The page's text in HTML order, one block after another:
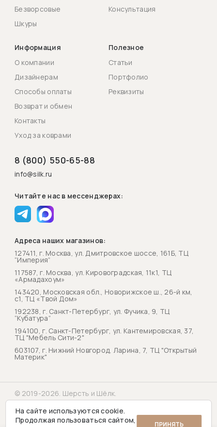
Безворсовые
Шкуры
Консультация
Информация
О компании
Дизайнерам
Способы оплаты
Возврат и обмен
Контакты
Уход за коврами
Полезное
Статьи
Портфолио
Реквизиты
8 (800) 550-65-88
info@silk.ru
Читайте нас в мессенджерах:
Адреса наших магазинов:
127411, г. Москва, ул. Дмитровское шоссе, 161Б, ТЦ
“Империя”
117587, г. Москва, ул. Кировоградская, 11к1, ТЦ
«Армадахоум»
143420, Московская обл., Новорижское ш., 26-й км,
с1, ТЦ «Твой Дом»
192238, г. Санкт-Петербург, ул. Фучика, 9, ТЦ
“Кубатура”
194100, г. Санкт-Петербург, ул. Кантемировская, 37,
ТЦ "Мебель Сити-2"
603107, г. Нижний Новгород, Ларина, 7, ТЦ "Открытый
Материк"
© 2019-2026. Шерсть и Шёлк.
Политика конфиденциальности
На сайте используются cookie.
Продолжая пользоваться сайтом,
ПРИНЯТЬ